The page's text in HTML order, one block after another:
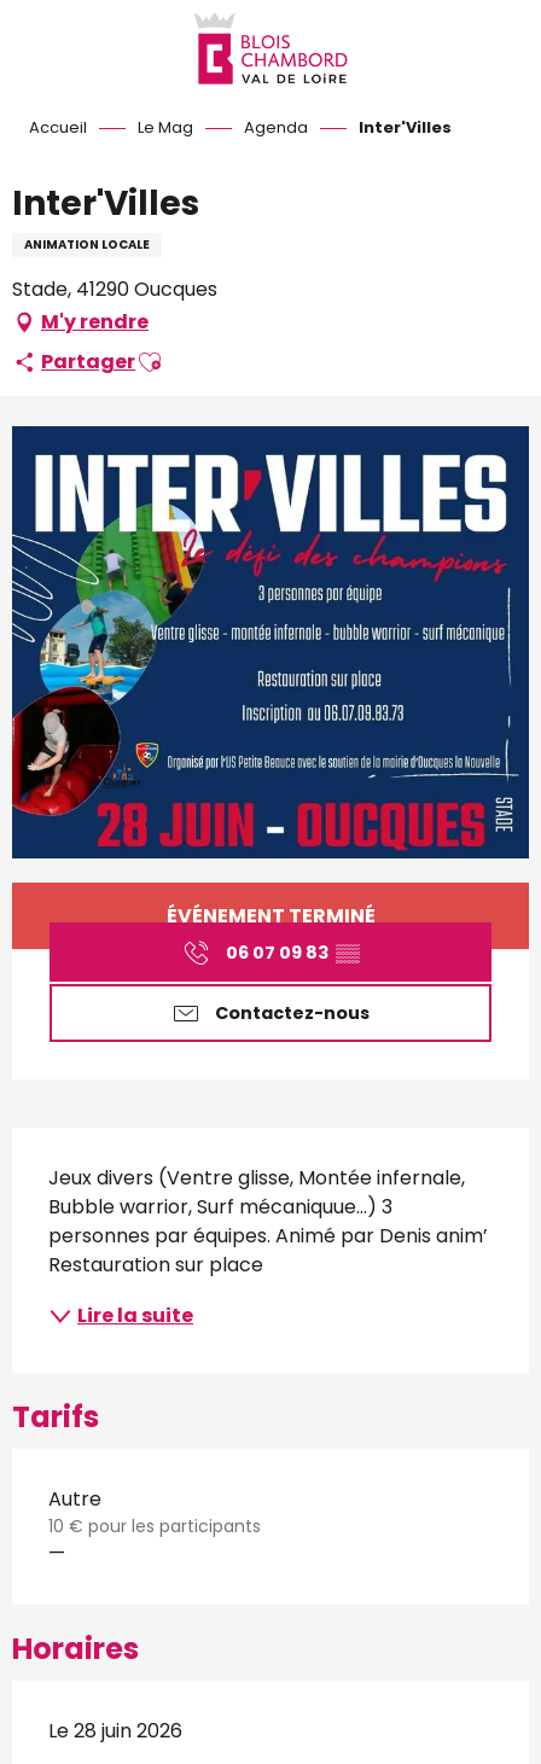
Accueil Le Mag Agenda Inter'Villes
Inter'Villes
ANIMATION LOCALE
Stade, 41290 Oucques
M'y rendre
PartagerAjouter aux favoris
Ouverture et coordonnées
ÉVÉNEMENT TERMINÉ
06 07 09 83 ▒▒
Contactez-nous
Description
Jeux divers (Ventre glisse, Montée infernale,
Bubble warrior, Surf mécaniquue…) 3
personnes par équipes. Animé par Denis anim’
Restauration sur place
Lire la suite
Tarifs
Autre
10 € pour les participants
—
Horaires
Le 28 juin 2026